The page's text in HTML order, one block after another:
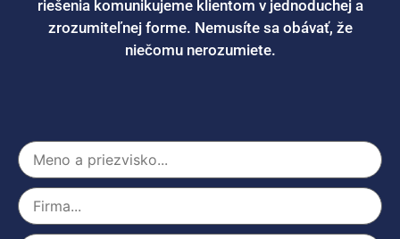
riešenia komunikujeme klientom v jednoduchej a
zrozumiteľnej forme. Nemusíte sa obávať, že
niečomu nerozumiete.